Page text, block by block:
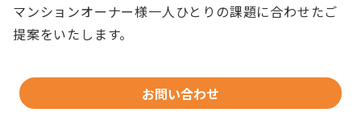
マンションオーナー様一人ひとりの課題に合わせたご
提案をいたします。
お問い合わせ